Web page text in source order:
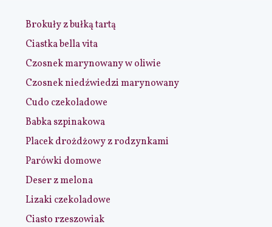
Brokuły z bułką tartą
Ciastka bella vita
Czosnek marynowany w oliwie
Czosnek niedźwiedzi marynowany
Cudo czekoladowe
Babka szpinakowa
Placek drożdżowy z rodzynkami
Parówki domowe
Deser z melona
Lizaki czekoladowe
Ciasto rzeszowiak